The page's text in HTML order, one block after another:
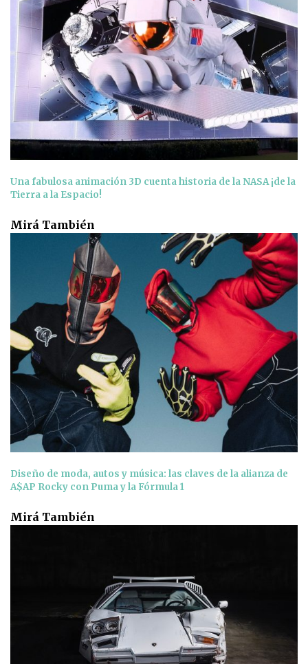
Una fabulosa animación 3D cuenta historia de la NASA ¡de la
Tierra a la Espacio!
Mirá También
Diseño de moda, autos y música: las claves de la alianza de
A$AP Rocky con Puma y la Fórmula 1
Mirá También